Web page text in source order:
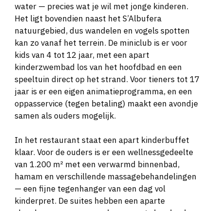
water — precies wat je wil met jonge kinderen.
Het ligt bovendien naast het S’Albufera
natuurgebied, dus wandelen en vogels spotten
kan zo vanaf het terrein. De miniclub is er voor
kids van 4 tot 12 jaar, met een apart
kinderzwembad los van het hoofdbad en een
speeltuin direct op het strand. Voor tieners tot 17
jaar is er een eigen animatieprogramma, en een
oppasservice (tegen betaling) maakt een avondje
samen als ouders mogelijk.
In het restaurant staat een apart kinderbuffet
klaar. Voor de ouders is er een wellnessgedeelte
van 1.200 m² met een verwarmd binnenbad,
hamam en verschillende massagebehandelingen
— een fijne tegenhanger van een dag vol
kinderpret. De suites hebben een aparte